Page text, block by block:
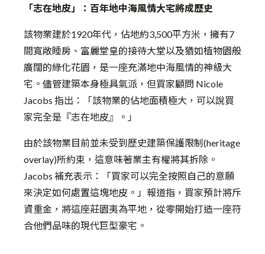
「志在地皮」：百年地中海風情大宅將成歷史
該物業建於1920年代，佔地約3,500平方米，擁有7
間寬敞睡房、富麗堂皇的接待大堂以及猶如植物園般
廣闊的綠化花園，是一座充滿地中海風情的神級大
宅。儘管建築本身極具氣派，但買家顧問 Nicole
Jacobs 指出：「該物業的佔地面積極大，可以說買
家完全是『志在地皮』。」
由於該物業目前並未受到歷史建築保護限制(heritage
overlay)所約束，這意味著業主有權將其拆除。
Jacobs 補充表示：「買家可以完全按照自己的意願
來決定如何處置這塊地皮。」報道指，買家預計將斥
資重金，將這座莊園夷為平地，從零開始打造一座符
合他們品味的現代巨型豪宅。